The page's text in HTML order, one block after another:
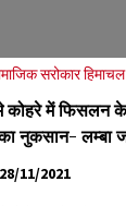
सरोकार
में फिसलन
का नुकसान- लम्बा
11/2021